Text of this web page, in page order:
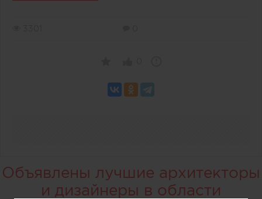
Объявлены лучшие архитекторы
и дизайнеры в области